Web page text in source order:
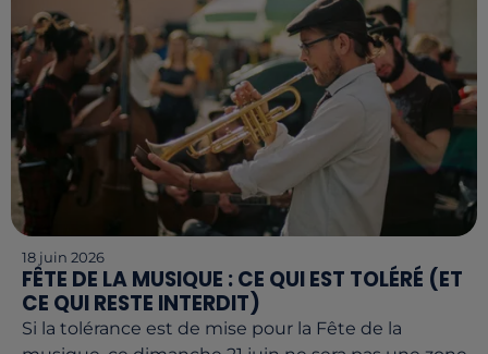
18 juin 2026
FÊTE DE LA MUSIQUE : CE QUI EST TOLÉRÉ (ET
CE QUI RESTE INTERDIT)
Si la tolérance est de mise pour la Fête de la